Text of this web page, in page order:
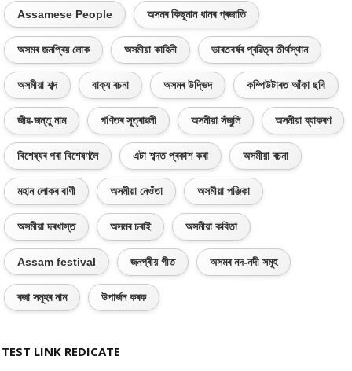
Assamese People অসমৰ কিছুমান ধানৰ প্ৰজাতি
অসমৰ জনপ্ৰিয় লোক অসমীয়া কাহিনী ভাৰতবৰ্ষৰ প্ৰৱিত্ৰ তীৰ্থস্থান
অসমীয়া শব্দ বাক্য ৰচনা অসমৰ উদ্ভিদ কম্পিউটাৰত আঁকা ছবি
জীৱ-জন্তু নাম গণিতৰ সূত্ৰাৱলী অসমীয়া সঁজুলি অসমীয়া ব্যাকৰণ
বিশেষ্যৰ পৰা বিশেষণলৈ এটা শব্দত প্ৰকাশ কৰা অসমীয়া ৰচনা
মহান লোকৰ বাণী অসমীয়া নেওঁতা অসমীয়া পঞ্জিকা
অসমীয়া দৰখাস্ত অসমৰ চৰাই অসমীয়া কবিতা
Assam festival জনপ্ৰীয় গীত অসমৰ নদ-নদী সমূহ
ৰজা সমূহৰ নাম উপাৰ্জন কৰক
TEST LINK REDICATE